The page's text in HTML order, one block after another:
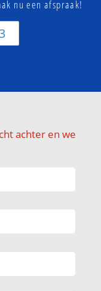
nu een afspraak!
achter en we